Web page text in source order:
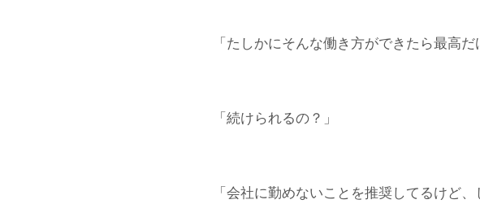
「たしかにそんな働き方ができたら最高
「続けられるの？」
「会社に勤めないことを推奨してるけど